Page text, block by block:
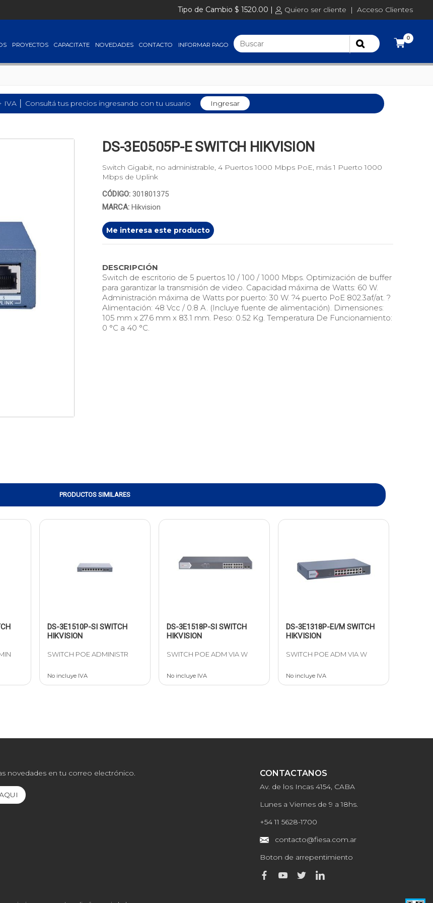
Tipo de Cambio $ 1520.00 | Quiero ser cliente | Acceso Clientes
0
PROYECTOS CAPACITATE NOVEDADES CONTACTO INFORMAR PAGO
IVA │ Consultá tus precios ingresando con tu usuario Ingresar
DS-3E0505P-E SWITCH HIKVISION
Switch Gigabit, no administrable, 4 Puertos 1000 Mbps PoE, más 1 Puerto 1000
Mbps de Uplink
CÓDIGO: 301801375
MARCA: Hikvision
Me interesa este producto
DESCRIPCIÓN
Switch de escritorio de 5 puertos 10 / 100 / 1000 Mbps. Optimización de buffer
para garantizar la transmisión de video. Capacidad máxima de Watts: 60 W.
Administración máxima de Watts por puerto: 30 W. ?4 puerto PoE 802.3af/at. ?
Alimentación: 48 Vcc / 0.8 A. (Incluye fuente de alimentación). Dimensiones:
105 mm x 27.6 mm x 83.1 mm. Peso: 0.52 Kg. Temperatura De Funcionamiento:
0 °C a 40 °C.
PRODUCTOS SIMILARES
DS-3E1510P-SI SWITCH
HIKVISION
SWITCH POE ADMINISTR
No incluye IVA
DS-3E1518P-SI SWITCH
HIKVISION
SWITCH POE ADM VIA W
No incluye IVA
DS-3E1318P-EI/M SWITCH
HIKVISION
SWITCH POE ADM VIA W
No incluye IVA
novedades en tu correo electrónico. CONTACTANOS
Av. de los Incas 4154, CABA
Lunes a Viernes de 9 a 18hs.
+54 11 5628-1700
contacto@fiesa.com.ar
Boton de arrepentimiento